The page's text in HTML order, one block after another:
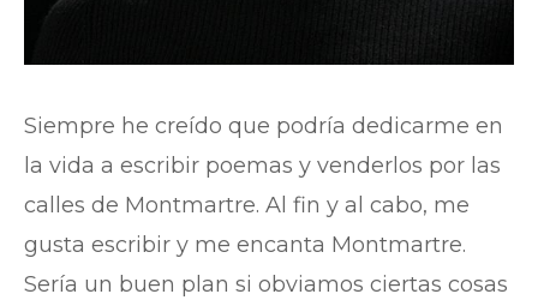
Siempre he creído que podría dedicarme en
la vida a escribir poemas y venderlos por las
calles de Montmartre. Al fin y al cabo, me
gusta escribir y me encanta Montmartre.
Sería un buen plan si obviamos ciertas cosas